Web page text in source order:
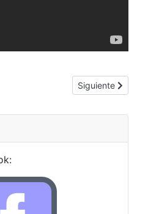
de neogeo aes cartucho a
Artículo
Siguiente